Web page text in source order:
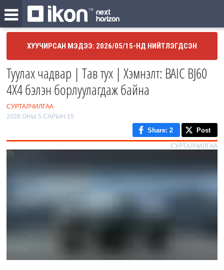
ХУУЧИРСАН МЭДЭЭ: 2026/05/15-НД НИЙТЛЭГДСЭН
Туулах чадвар | Тав тух | Хэмнэлт: BAIC BJ60
4X4 бэлэн борлуулагдаж байна
СУРТАЛЧИЛГАА
2026 ОНЫ 5 САРЫН 15
Share: 2 Post
СУРТАЛЧИЛГАА